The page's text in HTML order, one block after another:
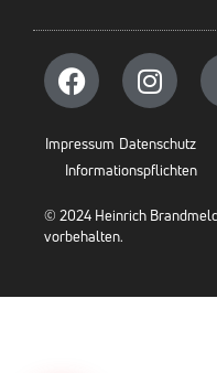
Impressum Datenschutz
Informationspflichten
© 2024 Heinrich
vorbehalten.